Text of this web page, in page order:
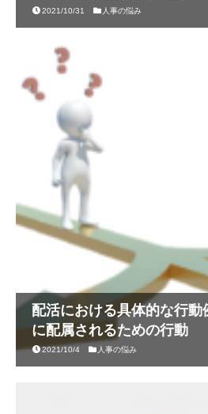
2021/10/31 人事の悩み
配活における具体的な行動
に配属されるための行動
2021/10/4 人事の悩み